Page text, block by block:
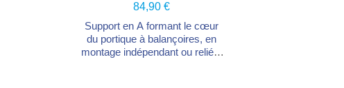
84,90 €
Support en A formant le cœur
du portique à balançoires, en
montage indépendant ou relié à